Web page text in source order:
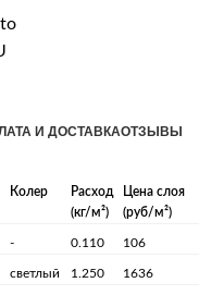
И ДОСТАВКАОТЗЫВЫ
Колер
Расход
(кг/м²)
Цена слоя
(руб/м²)
- 0.110 106
светлый 1.250 1636